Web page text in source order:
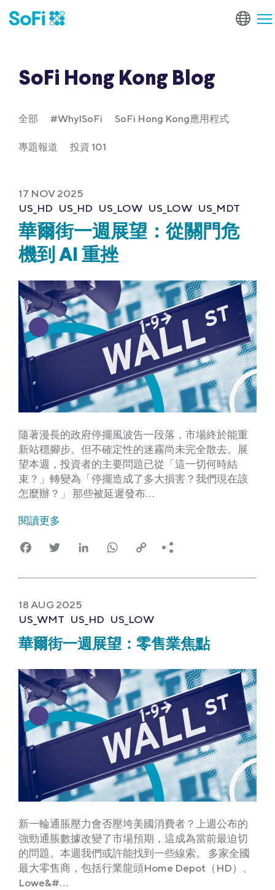
SoFi Hong Kong Blog
全部 #WhyISoFi SoFi Hong Kong應用程式
專題報道 投資 101
17 NOV 2025
US_HD US_HD US_LOW US_LOW US_MDT
華爾街一週展望：從關門危
機到 AI 重挫
隨著漫長的政府停擺風波告一段落，市場終於能重
新站穩腳步。但不確定性的迷霧尚未完全散去。展
望本週，投資者的主要問題已從「這一切何時結
束？」轉變為「停擺造成了多大損害？我們現在該
怎麼辦？」 那些被延遲發布…
閱讀更多
FacebookTwitter LinkedIn WhatsApp
Copy
18 AUG 2025
US_WMT US_HD US_LOW
華爾街一週展望：零售業焦點
新一輪通脹壓力會否壓垮美國消費者？上週公布的
強勁通脹數據改變了市場預期，這成為當前最迫切
的問題。本週我們或許能找到一些線索。 多家全國
最大零售商，包括行業龍頭Home Depot（HD）、
Lowe&#…